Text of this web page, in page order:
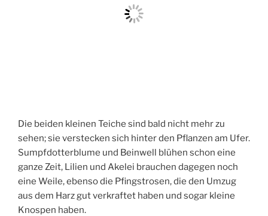
Die beiden kleinen Teiche sind bald nicht mehr zu
sehen; sie verstecken sich hinter den Pflanzen am Ufer.
Sumpfdotterblume und Beinwell blühen schon eine
ganze Zeit, Lilien und Akelei brauchen dagegen noch
eine Weile, ebenso die Pfingstrosen, die den Umzug
aus dem Harz gut verkraftet haben und sogar kleine
Knospen haben.